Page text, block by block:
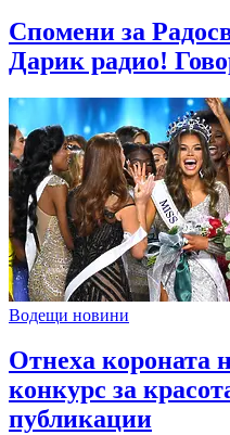
Спомени за
Дарик радио!
Водещи новини
Отнеха короната
конкурс за
публикации